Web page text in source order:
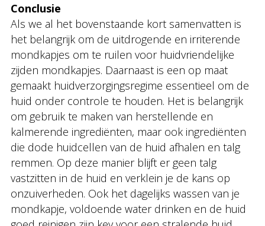
Conclusie
Als we al het bovenstaande kort samenvatten is
het belangrijk om de uitdrogende en irriterende
mondkapjes om te ruilen voor huidvriendelijke
zijden mondkapjes. Daarnaast is een op maat
gemaakt huidverzorgingsregime essentieel om de
huid onder controle te houden. Het is belangrijk
om gebruik te maken van herstellende en
kalmerende ingrediënten, maar ook ingrediënten
die dode huidcellen van de huid afhalen en talg
remmen. Op deze manier blijft er geen talg
vastzitten in de huid en verklein je de kans op
onzuiverheden. Ook het dagelijks wassen van je
mondkapje, voldoende water drinken en de huid